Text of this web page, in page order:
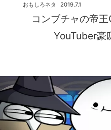
コンブチャの帝
YouTuber豪
2019.7.1
おもしろネタ